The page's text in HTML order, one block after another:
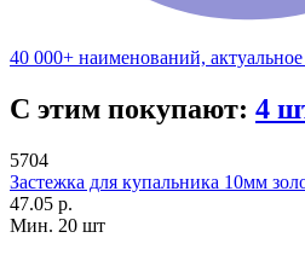
40 000+ наименований,
С этим покупают: 4
5704
Застежка для купальника 10мм
47.05 р.
Мин. 20 шт